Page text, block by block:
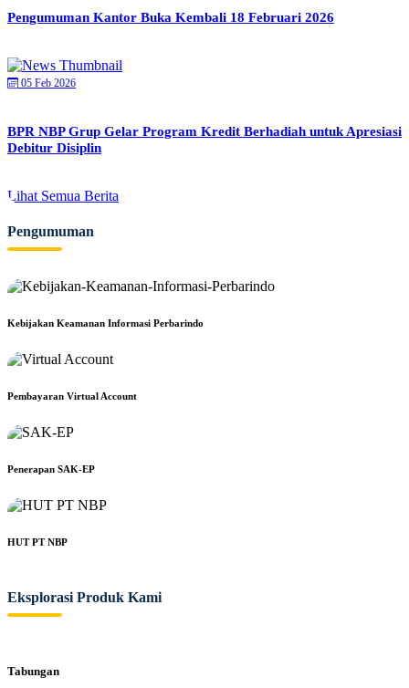
Pengumuman Kantor Buka Kembali 18 Februari 2026
05 Feb 2026
BPR NBP Grup Gelar Program Kredit Berhadiah untuk Apresiasi
Debitur Disiplin
Lihat Semua Berita
Pengumuman
Kebijakan Keamanan Informasi Perbarindo
Pembayaran Virtual Account
Penerapan SAK-EP
HUT PT NBP
Eksplorasi Produk Kami
Tabungan